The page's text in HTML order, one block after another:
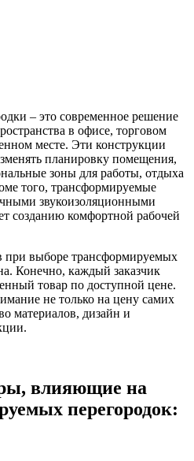
– это современное решение
в офисе, торговом
месте. Эти конструкции
планировку помещения,
зоны для работы, отдыха
того, трансформируемые
звукоизоляционными
созданию комфортной рабочей
при выборе трансформируемых
Конечно, каждый заказчик
товар по доступной цене.
не только на цену самих
материалов, дизайн и
влияющие на
перегородок: